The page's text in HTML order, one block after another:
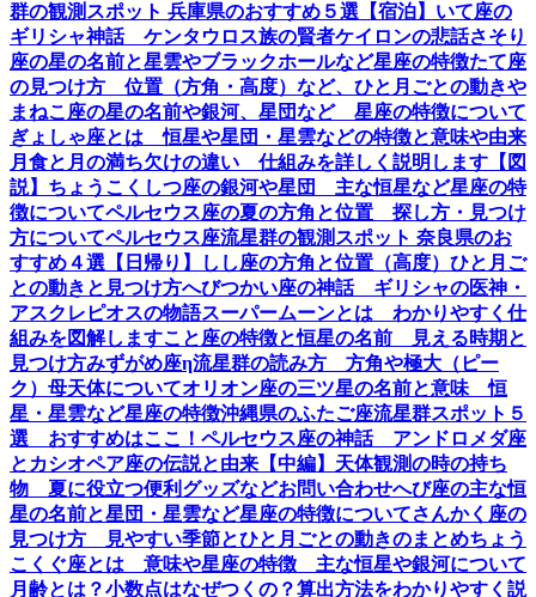
群の観測スポット 兵庫県のおすすめ５選【宿泊】 いて座の
ギリシャ神話 ケンタウロス族の賢者ケイロンの悲話さそり
座の星の名前と星雲やブラックホールなど星座の特徴たて座
の見つけ方 位置（方角・高度）など、ひと月ごとの動きや
まねこ座の星の名前や銀河、星団など 星座の特徴について
ぎょしゃ座とは 恒星や星団・星雲などの特徴と意味や由来
月食と月の満ち欠けの違い 仕組みを詳しく説明します【図
説】 ちょうこくしつ座の銀河や星団 主な恒星など星座の特
徴についてペルセウス座の夏の方角と位置 探し方・見つけ
方についてペルセウス座流星群の観測スポット 奈良県のお
すすめ４選【日帰り】
しし座の方角と位置（高度）ひと月ご
との動きと見つけ方へびつかい座の神話 ギリシャの医神・
アスクレピオスの物語スーパームーンとは わかりやすく仕
組みを図解しますこと座の特徴と恒星の名前 見える時期と
見つけ方みずがめ座η流星群の読み方 方角や極大（ピー
ク）母天体についてオリオン座の三ツ星の名前と意味 恒
星・星雲など星座の特徴沖縄県のふたご座流星群スポット５
選 おすすめはここ！ ペルセウス座の神話 アンドロメダ座
とカシオペア座の伝説と由来【中編】 天体観測の時の持ち
物 夏に役立つ便利グッズなどお問い合わせへび座の主な恒
星の名前と星団・星雲など星座の特徴についてさんかく座の
見つけ方 見やすい季節とひと月ごとの動きのまとめちょう
こくぐ座とは 意味や星座の特徴 主な恒星や銀河について
月齢とは？小数点はなぜつくの？算出方法をわかりやすく説